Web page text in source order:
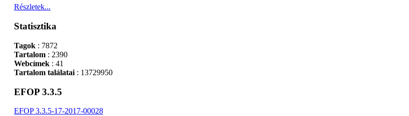
Részletek...
Statisztika
Tagok: 7872
Tartalom: 2390
Webcímek: 41
Tartalom találatai: 13729950
EFOP 3.3.5
EFOP 3.3.5-17-2017-00028